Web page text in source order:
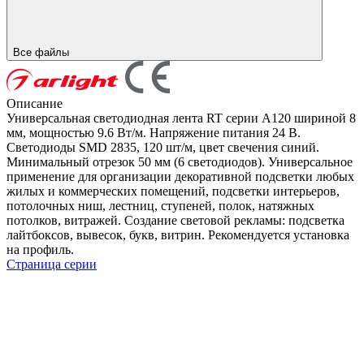
Все файлы
Описание
Универсальная светодиодная лента RT серии A120 шириной 8
мм, мощностью 9.6 Вт/м. Напряжение питания 24 В.
Светодиоды SMD 2835, 120 шт/м, цвет свечения синий.
Минимальный отрезок 50 мм (6 светодиодов). Универсальное
применение для организации декоративной подсветки любых
жилых и коммерческих помещений, подсветки интерьеров,
потолочных ниш, лестниц, ступеней, полок, натяжных
потолков, витражей. Создание световой рекламы: подсветка
лайтбоксов, вывесок, букв, витрин. Рекомендуется установка
на профиль.
Страница серии